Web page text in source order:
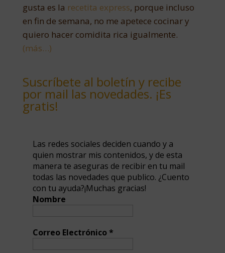
gusta es la recetita express, porque incluso
en fin de semana, no me apetece cocinar y
quiero hacer comidita rica igualmente.
(más…)
Suscríbete al boletín y recibe
por mail las novedades. ¡Es
gratis!
Las redes sociales deciden cuando y a
quien mostrar mis contenidos, y de esta
manera te aseguras de recibir en tu mail
todas las novedades que publico. ¿Cuento
con tu ayuda?¡Muchas gracias!
Nombre
Correo Electrónico*